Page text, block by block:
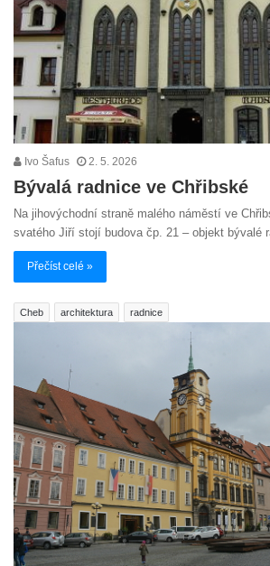
Ivo Šafus 2. 5. 2026
Bývalá radnice ve Chřibské
Na jihovýchodní straně malého náměstí ve
svatého Jiří stojí budova čp. 21 – objekt bývalé
Přečíst celé »
Cheb architektura radnice